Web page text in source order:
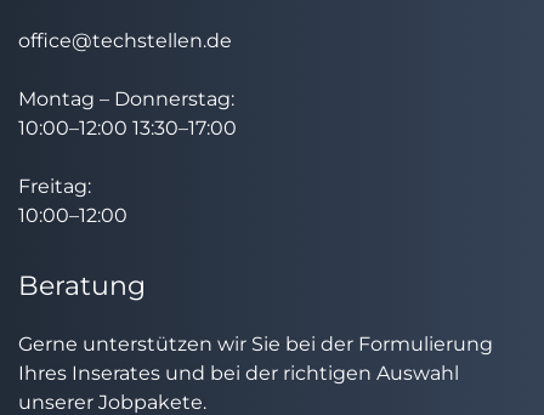
office@techstellen.de
Montag – Donnerstag:
10:00–12:00 13:30–17:00
Freitag:
10:00–12:00
Beratung
Gerne unterstützen wir Sie bei der Formulierung
Ihres Inserates und bei der richtigen Auswahl
unserer Jobpakete.